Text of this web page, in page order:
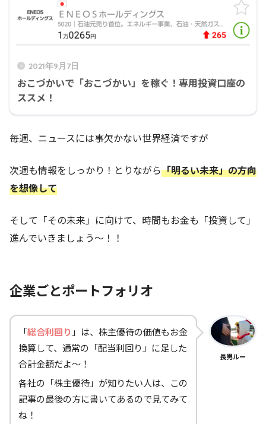
2021年9月7日
おこづかいで「おこづかい」を稼ぐ！専用投資口座の
ススメ！
毎週、ニュースには事欠かない世界経済ですが
次週も情報をしっかり！とりながら「明るい未来」の方向
を想像して
そして「その未来」に向けて、時間もお金も「投資して」
進んでいきましょう～！！
企業ごとポートフォリオ
「総合利回り 」は、株主優待の価値もお金
換算して、通常の「配当利回り」に足した
合計金額だよ～！
各社の「株主優待」が知りたい人は、この
記事の最後の方に書いてあるので見てみて
ね！
長男ルー